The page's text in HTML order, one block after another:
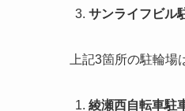
サンライフビル
上記3箇所の駐輪場
綾瀬西自転車駐